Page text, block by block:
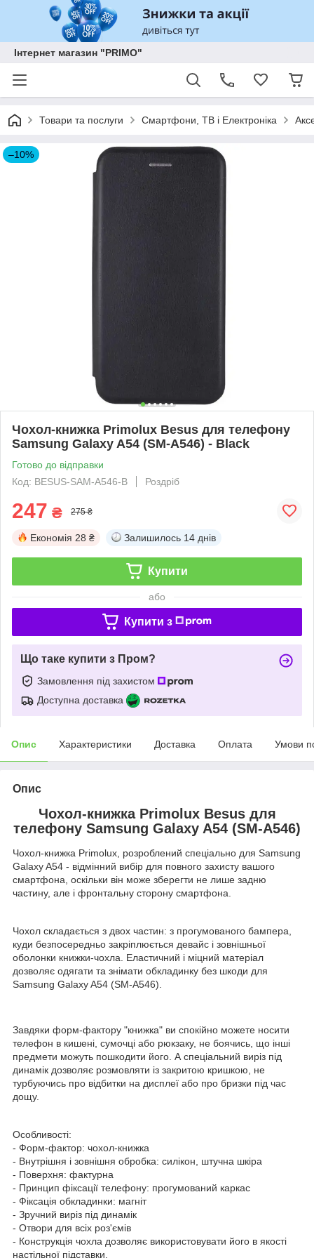
Інтернет магазин "PRIMO"
Товари та послуги Смартфони, ТВ і Електроніка
–10%
Чохол-книжка Primolux Besus для телефону
Samsung Galaxy A54 (SM-A546) - Black
Готово до відправки
Код: BESUS-SAM-A546-B
Роздріб
247 ₴ 275 ₴
Економія 28 ₴ Залишилось 14 днів
Купити
або
Купити з
Що таке купити з Пром?
Замовлення під захистом
Доступна доставка
Опис Характеристики Доставка Оплата Умови
Опис
Чохол-книжка Primolux Besus для
телефону Samsung Galaxy A54 (SM-A546)
Чохол-книжка Primolux, розроблений спеціально для Samsung
Galaxy A54 - відмінний вибір для повного захисту вашого
смартфона, оскільки він може зберегти не лише задню
частину, але і фронтальну сторону смартфона.
Чохол складається з двох частин: з прогумованого бампера,
куди безпосередньо закріплюється девайс і зовнішньої
оболонки книжки-чохла. Еластичний і міцний матеріал
дозволяє одягати та знімати обкладинку без шкоди для
Samsung Galaxy A54 (SM-A546).
Завдяки форм-фактору "книжка" ви спокійно можете носити
телефон в кишені, сумочці або рюкзаку, не боячись, що інші
предмети можуть пошкодити його. А спеціальний виріз під
динамік дозволяє розмовляти із закритою кришкою, не
турбуючись про відбитки на дисплеї або про бризки під час
дощу.
Особливості:
- Форм-фактор: чохол-книжка
- Внутрішня і зовнішня обробка: силікон, штучна шкіра
- Поверхня: фактурна
- Принцип фіксації телефону: прогумований каркас
- Фіксація обкладинки: магніт
- Зручний виріз під динамік
- Отвори для всіх роз'ємів
- Конструкція чохла дозволяє використовувати його в якості
настільної підставки.